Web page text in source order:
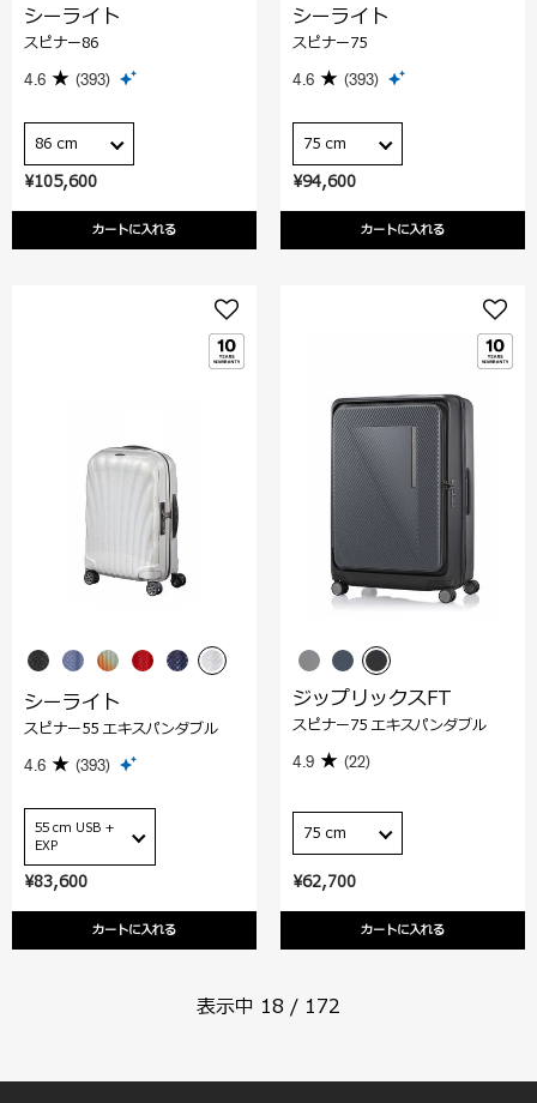
¥105,600
カートに入れる
シーライト
スピナー86
4.6 (393)
86 cm
¥94,600
カートに入れる
シーライト
スピナー75
4.6 (393)
75 cm
¥83,600
カートに入れる
シーライト
スピナー55 エキスパンダブル
4.6 (393)
55 cm USB +
EXP
¥62,700
カートに入れる
ジップリックスFT
スピナー75 エキスパンダブル
4.9 (22)
75 cm
表示中 18 / 172